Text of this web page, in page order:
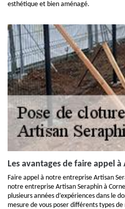
esthétique et bien aménagé.
Les avantages de faire appel
Faire appel à notre entreprise Artisan
notre entreprise Artisan Seraphin à
plusieurs années d’expériences dans le
mesure de vous poser différents types